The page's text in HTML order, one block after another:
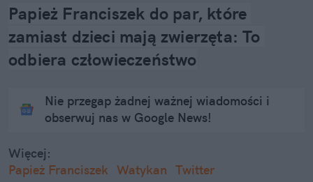
Papież Franciszek do par, które
zamiast dzieci mają zwierzęta: To
odbiera człowieczeństwo
Nie przegap żadnej ważnej wiadomości i
obserwuj nas w Google News!
Więcej:
Papież Franciszek Watykan Twitter